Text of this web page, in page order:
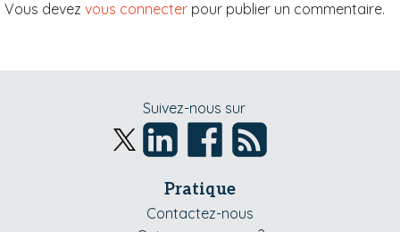
Vous devez vous connecter pour publier un commentaire.
Suivez-nous sur
Pratique
Contactez-nous